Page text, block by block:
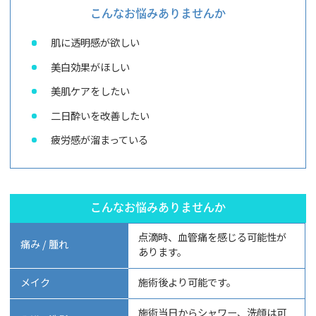
こんなお悩みありませんか
肌に透明感が欲しい
美白効果がほしい
美肌ケアをしたい
二日酔いを改善したい
疲労感が溜まっている
こんなお悩みありませんか
痛み / 腫れ
点滴時、血管痛を感じる可能性が
あります。
メイク 施術後より可能です。
施術当日からシャワー、洗顔は可